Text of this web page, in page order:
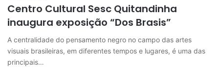
Centro Cultural Sesc Quitandinha
inaugura exposição “Dos Brasis”
A centralidade do pensamento negro no campo das artes
visuais brasileiras, em diferentes tempos e lugares, é uma das
principais…